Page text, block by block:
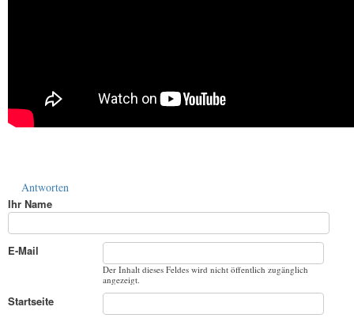
Antworten
Ihr Name
E-Mail
Der Inhalt dieses Feldes wird nicht öffentlich zugänglich
angezeigt.
Startseite